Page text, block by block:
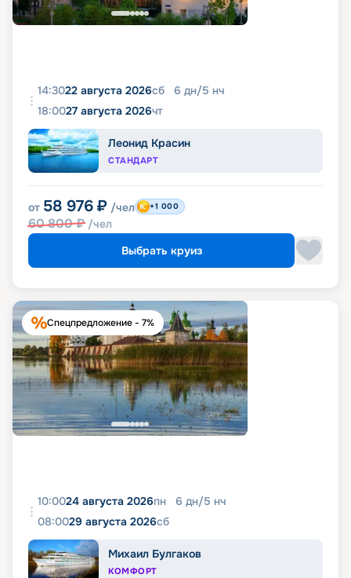
14:3022 августа 2026сб 6 дн/5 нч
18:0027 августа 2026чт
Леонид Красин
СТАНДАРТ
от 58 976 ₽ /чел
60 800₽ /чел
+1 000
Выбрать круиз
Спецпредложение - 7%
10:0024 августа 2026пн 6 дн/5 нч
08:0029 августа 2026сб
Михаил Булгаков
КОМФОРТ